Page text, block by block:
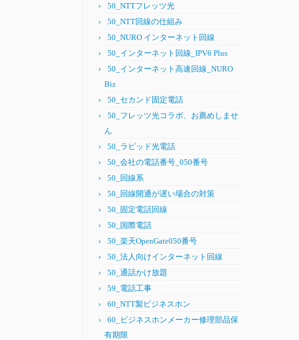
50_NTTフレッツ光
50_NTT回線の仕組み
50_NURO インターネット回線
50_インターネット回線_IPV6 Plus
50_インターネット高速回線_NURO
Biz
50_セカンド固定電話
50_フレッツ光コラボ、お薦めしませ
ん
50_ラピッド光電話
50_会社の電話番号_050番号
50_回線系
50_回線開通が遅い場合の対策
50_固定電話回線
50_国際電話
50_楽天OpenGate050番号
50_法人向けインターネット回線
50_通話かけ放題
59_電話工事
60_NTT製ビジネスホン
60_ビジネスホンメーカー修理部品保
有期限